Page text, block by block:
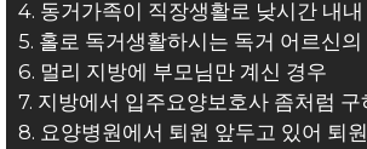
4. 동거가족이 직장생활로 낮시간 내
5. 홀로 독거생활하시는 독거 어르신의
6. 멀리 지방에 부모님만 계신 경우
7. 지방에서 입주요양보호사 좀처럼
8. 요양병원에서 퇴원 앞두고 있어 퇴